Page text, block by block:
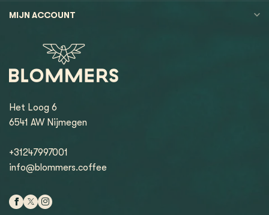
MIJN ACCOUNT
Het Loog 6
6541 AW Nijmegen
+31247997001
info@blommers.coffee